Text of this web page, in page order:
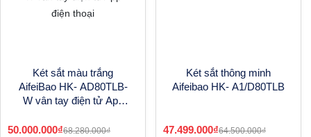
Két sắt màu trắng
AifeiBao HK- AD80TLB-
W vân tay điện tử App
50.000.000₫68.280.000₫
Két sắt thông minh
Aifeibao HK- A1/D80TLB
47.499.000₫64.500.000₫